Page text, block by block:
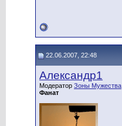
22.06.2007, 22:48
Александр1
Модератор Зоны Мужества
Фанат